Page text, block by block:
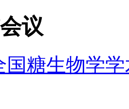
议
国糖生物学